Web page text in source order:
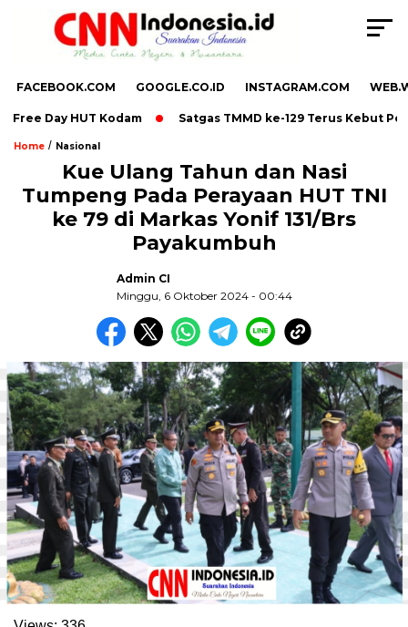
FACEBOOK.COM GOOGLE.CO.ID INSTAGRAM.COM
Day HUT Kodam Satgas TMMD ke-129 Terus Kebut
Home / Nasional
Kue Ulang Tahun dan Nasi
Tumpeng Pada Perayaan HUT TNI
ke 79 di Markas Yonif 131/Brs
Payakumbuh
Admin CI
Minggu, 6 Oktober 2024 - 00:44
,